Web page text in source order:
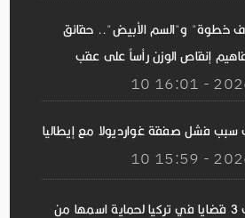
"الـ 10 آلاف خطوة" و"السم الأبيض".. حقائق
إنقاص الوزن رأساً على عقب
سبب فشل صفقة غوارديولا مع إيطاليا
بيونسيه تكسب 3 قضايا في تركيا لحماية اسمها من